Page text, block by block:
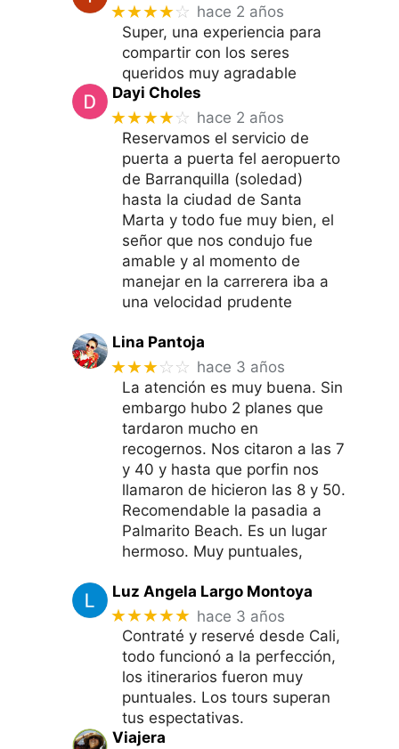
★★★★☆ hace 2 años
Super, una experiencia para
compartir con los seres
queridos muy agradable
Dayi Choles
★★★★☆ hace 2 años
Reservamos el servicio de
puerta a puerta fel aeropuerto
de Barranquilla (soledad)
hasta la ciudad de Santa
Marta y todo fue muy bien, el
señor que nos condujo fue
amable y al momento de
manejar en la carrerera iba a
una velocidad prudente
Lina Pantoja
★★★☆☆ hace 3 años
La atención es muy buena. Sin
embargo hubo 2 planes que
tardaron mucho en
recogernos. Nos citaron a las 7
y 40 y hasta que porfin nos
llamaron de hicieron las 8 y 50.
Recomendable la pasadia a
Palmarito Beach. Es un lugar
hermoso. Muy puntuales,
Luz Angela Largo Montoya
★★★★★ hace 3 años
Contraté y reservé desde Cali,
todo funcionó a la perfección,
los itinerarios fueron muy
puntuales. Los tours superan
tus espectativas.
Viajera